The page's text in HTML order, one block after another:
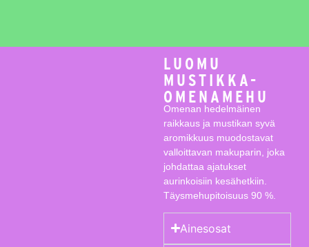
LUOMU
MUSTIKKA-
OMENAMEHU
Omenan hedelmäinen
raikkaus ja mustikan syvä
aromikkuus muodostavat
valloittavan makuparin, joka
johdattaa ajatukset
aurinkoisiin kesähetkiin.
Täysmehupitoisuus 90 %.
Ainesosat